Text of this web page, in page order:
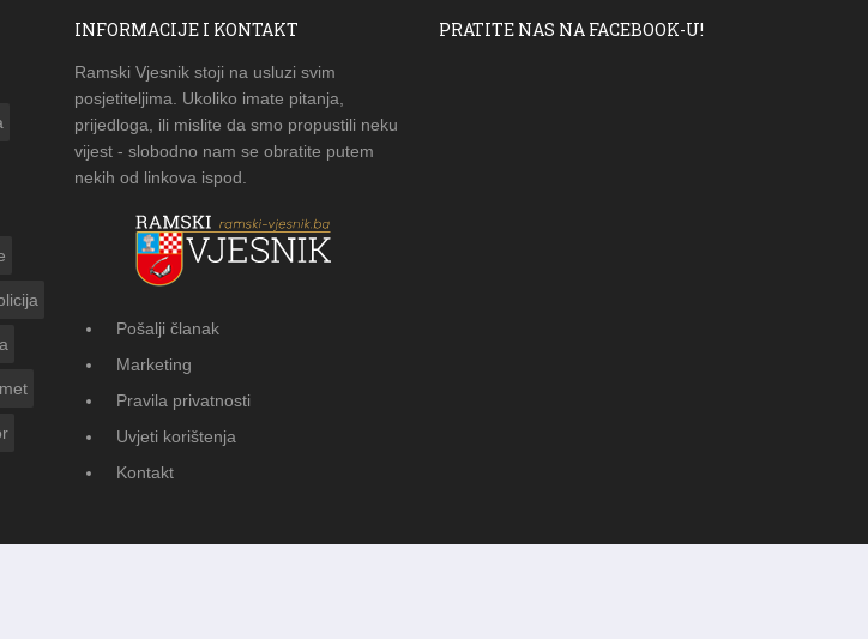
INFORMACIJE I KONTAKT
Ramski Vjesnik stoji na usluzi svim
posjetiteljima. Ukoliko imate pitanja,
prijedloga, ili mislite da smo propustili neku
vijest - slobodno nam se obratite putem
nekih od linkova ispod.
Pošalji članak
Marketing
Pravila privatnosti
Uvjeti korištenja
Kontakt
PRATITE NAS NA FACEBOOK-U!